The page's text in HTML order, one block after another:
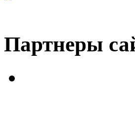
Партнеры